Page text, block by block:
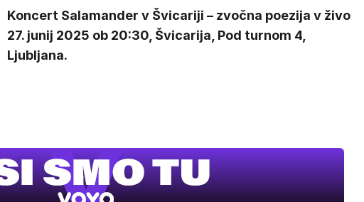
Koncert Salamander v Švicariji – zvočna poezija v živo
27. junij 2025 ob 20:30, Švicarija, Pod turnom 4,
Ljubljana.